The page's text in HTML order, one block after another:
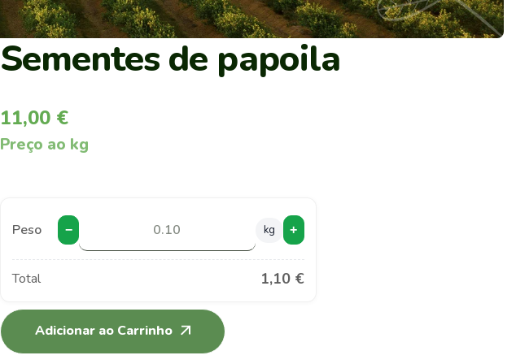
Sementes de papoila
11,00 €
Preço ao kg
Peso − kg +
Total 1,10 €
Adicionar ao Carrinho